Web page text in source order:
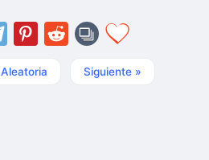
Aleatoria Siguiente »